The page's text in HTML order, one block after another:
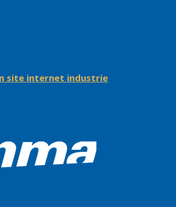
site internet industrie